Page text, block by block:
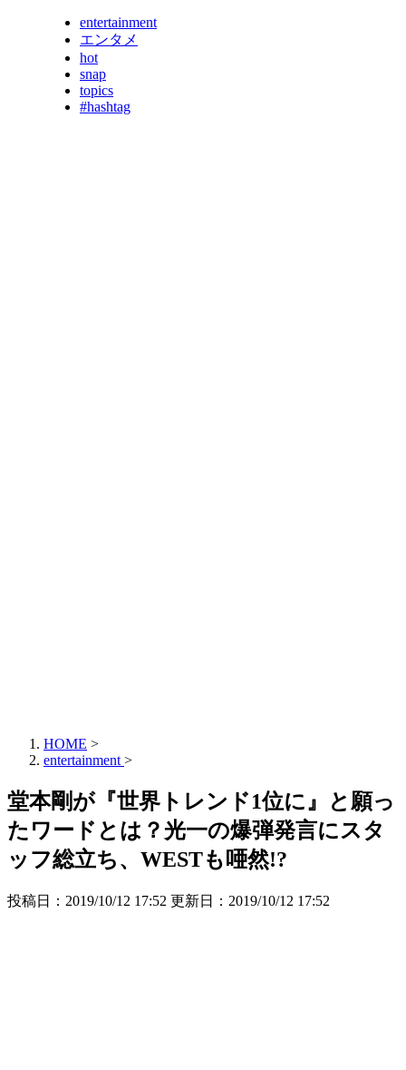
entertainment
エンタメ
hot
snap
topics
#hashtag
HOME >
entertainment >
堂本剛が『世界トレンド1位に』と願っ
たワードとは？光一の爆弾発言にスタ
ッフ総立ち、WESTも唖然!?
投稿日：2019/10/12 17:52 更新日： 2019/10/12 17:52